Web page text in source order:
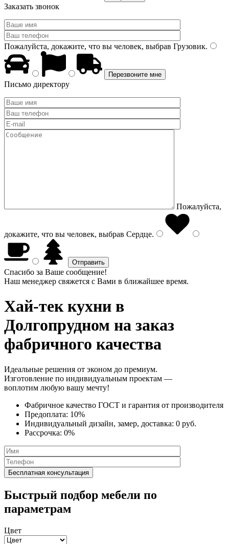
Заказать звонок
Пожалуйста, докажите, что вы человек, выбрав Грузовик.
Письмо директору
Пожалуйста,
докажите, что вы человек, выбрав Сердце.
Спасибо за Ваше сообщение!
Наш менеджер свяжется с Вами в ближайшее время.
Хай-тек кухни в
Долгопрудном на заказ
фабричного качества
Идеальные решения от эконом до премиум.
Изготовление по индивидуальным проектам —
воплотим любую вашу мечту!
Фабричное качество ГОСТ и гарантия от производителя
Предоплата: 10%
Индивидуальный дизайн, замер, доставка: 0 руб.
Рассрочка: 0%
Быстрый подбор мебели по
параметрам
Цвет